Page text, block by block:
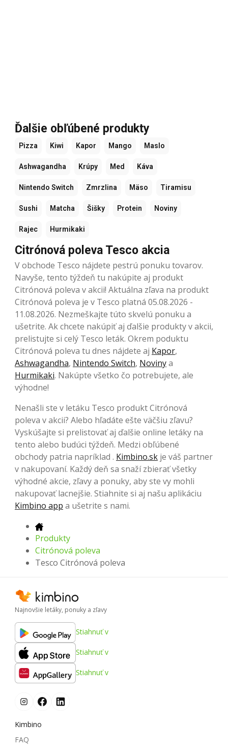
Ďalšie obľúbené produkty
Pizza Kiwi Kapor Mango Maslo
Ashwagandha Krúpy Med Káva
Nintendo Switch Zmrzlina Mäso Tiramisu
Sushi Matcha Šišky Protein Noviny
Rajec Hurmikaki
Citrónová poleva Tesco akcia
V obchode Tesco nájdete pestrú ponuku tovarov.
Navyše, tento týždeň tu nakúpite aj produkt
Citrónová poleva v akcii! Aktuálna zľava na produkt
Citrónová poleva je v Tesco platná 05.08.2026 -
11.08.2026. Nezmeškajte túto skvelú ponuku a
ušetrite. Ak chcete nakúpiť aj ďalšie produkty v akcii,
prelistujte si celý Tesco leták. Okrem poduktu
Citrónová poleva tu dnes nájdete aj Kapor,
Ashwagandha, Nintendo Switch, Novinya
Hurmikaki. Nakúpte všetko čo potrebujete, ale
výhodne!
Nenašli ste v letáku Tesco produkt Citrónová
poleva v akcii? Alebo hľadáte ešte väčšiu zľavu?
Vyskúšajte si prelistovať aj ďalšie online letáky na
tento alebo budúci týždeň. Medzi obľúbené
obchody patria napríklad . Kimbino.sk je váš partner
v nakupovaní. Každý deň sa snaží zbierať všetky
výhodné akcie, zľavy a ponuky, aby ste vy mohli
nakupovať lacnejšie. Stiahnite si aj našu aplikáciu
Kimbino app a ušetrite s nami.
Produkty
Citrónová poleva
Tesco Citrónová poleva
Najnovšie letáky, ponuky a zľavy
Stiahnuť v
Stiahnuť v
Stiahnuť v
Kimbino
FAQ